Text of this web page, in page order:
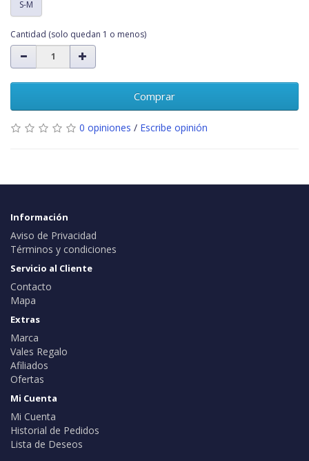
S-M
Cantidad (solo quedan 1 o menos)
Comprar
0 opiniones / Escribe opinión
Información
Aviso de Privacidad
Términos y condiciones
Servicio al Cliente
Contacto
Mapa
Extras
Marca
Vales Regalo
Afiliados
Ofertas
Mi Cuenta
Mi Cuenta
Historial de Pedidos
Lista de Deseos